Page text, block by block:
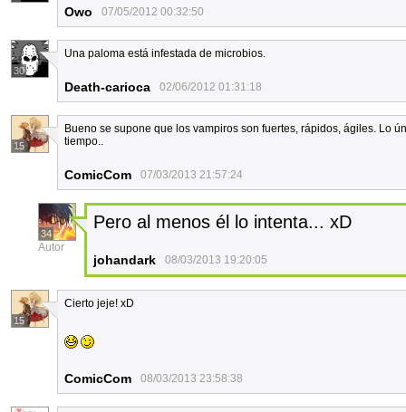
Owo 07/05/2012 00:32:50
30
Una paloma está infestada de microbios.
Death-carioca 02/06/2012 01:31:18
15
Bueno se supone que los vampiros son fuertes, rápidos, ágiles. Lo
tiempo..
ComicCom 07/03/2013 21:57:24
34
Autor
Pero al menos él lo intenta... xD
johandark 08/03/2013 19:20:05
15
Cierto jeje! xD
ComicCom 08/03/2013 23:58:38